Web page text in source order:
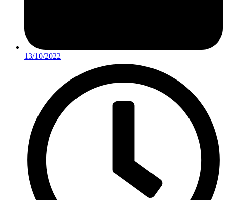
13/10/2022